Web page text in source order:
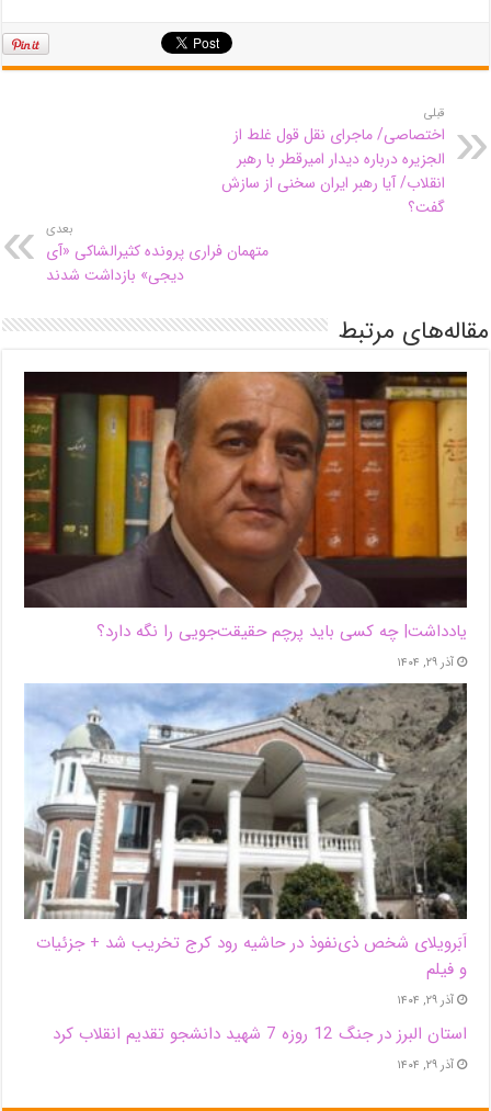
قبلی
اختصاصی/ ماجرای نقل قول غلط از
الجزیره درباره دیدار امیرقطر با رهبر
انقلاب/ آیا رهبر ایران سخنی از سازش
گفت؟
بعدی
متهمان فراری پرونده کثیرالشاکی «آی
دیجی» بازداشت شدند
مقاله‌های مرتبط
یادداشت| ‌چه کسی باید پرچم حقیقت‌جویی را نگه دارد؟
آذر ۲۹, ۱۴۰۴
اَبَر‌ویلای شخص ذی‌نفوذ در حاشیه‌ رود کرج تخریب شد + جزئیات
و فیلم
آذر ۲۹, ۱۴۰۴
استان البرز در جنگ 12 روزه 7 شهید دانشجو تقدیم انقلاب کرد
آذر ۲۹, ۱۴۰۴